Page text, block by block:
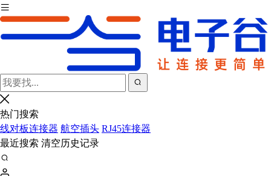
热门搜索
线对板连接器 航空插头 RJ45连接器
最近搜索 清空历史记录